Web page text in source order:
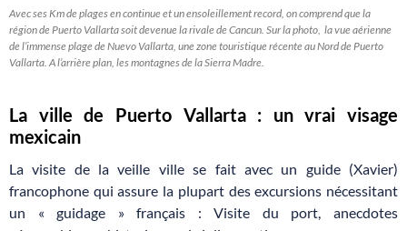
Avec ses Km de plages en continue et un ensoleillement record, on comprend que la
région de Puerto Vallarta soit devenue la rivale de Cancun. Sur la photo, la vue aérienne
de l’immense plage de Nuevo Vallarta, une zone touristique récente au Nord de Puerto
Vallarta. A l’arrière plan, les montagnes de la Sierra Madre.
La ville de Puerto Vallarta : un vrai visage
mexicain
La visite de la veille ville se fait avec un guide (Xavier)
francophone qui assure la plupart des excursions nécessitant
un « guidage » français : Visite du port, anecdotes